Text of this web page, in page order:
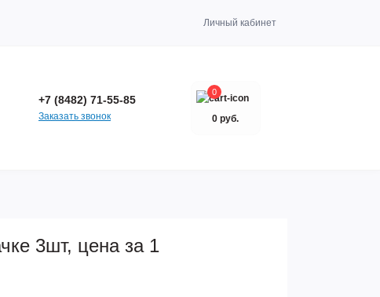
Личный кабинет
+7 (8482) 71-55-85
Заказать звонок
0
0 руб.
3шт, цена за 1